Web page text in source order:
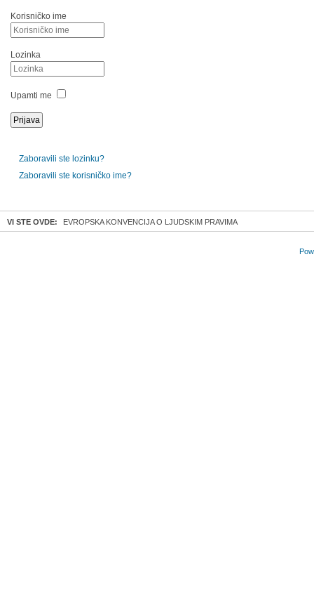
Korisničko ime
Lozinka
Upamti me
Zaboravili ste lozinku?
Zaboravili ste korisničko ime?
VI STE OVDE: EVROPSKA KONVENCIJA O LJUDSKIM PRAVIMA